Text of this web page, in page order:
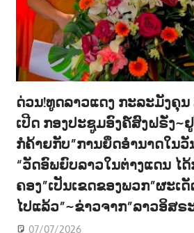
ດ່ວນ!ທູດລາວແດງ ກະລະມັງຄຸນ
ເປີດ ກອງປະຊູມອົງຄ໌ສົງຝຣັ່ງ~
ກໍຄ້າຍກັບ”ການຍຶດອຳນາດໃນ
“ວັດອົພຍົບລາວໃນຕ່າງແດນ ໄດ້
ຄອງ”ເປັນເຂດຂອງພວກ”ຜະເ
ໄປແລ້ວ”~ຂ່າວຈາກ”ລາວອິສ
07/07/2026